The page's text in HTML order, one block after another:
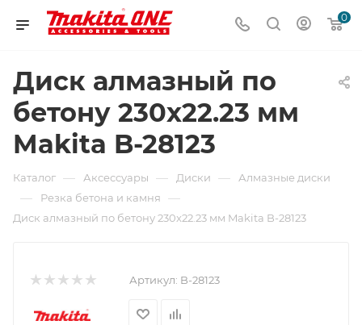
0
Диск алмазный по
бетону 230x22.23 мм
Makita B-28123
Каталог — Аксессуары — Диски — Алмазные диски
— Резка бетона и камня —
Диск алмазный по бетону 230x22.23 мм Makita B-28123
Артикул: B-28123